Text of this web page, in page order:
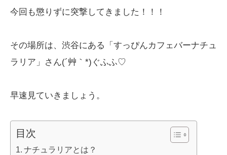
今回も懲りずに突撃してきました！！！
その場所は、渋谷にある「すっぴんカフェバーナチュ
ラリア」さん(´艸｀*)ぐふふ♡
早速見ていきましょう。
目次
ナチュラリアとは？